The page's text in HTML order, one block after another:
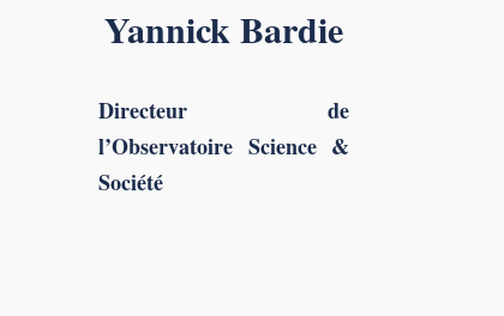
Yannick Bardie
Directeur de
l’Observatoire Science &
Société